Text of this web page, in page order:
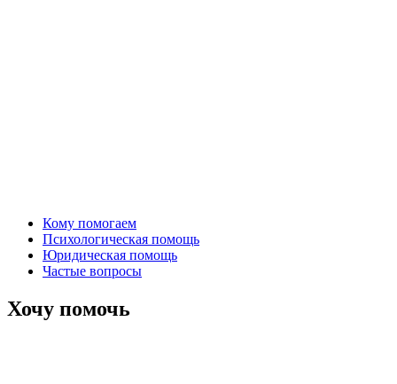
Кому помогаем
Психологическая помощь
Юридическая помощь
Частые вопросы
Хочу помочь